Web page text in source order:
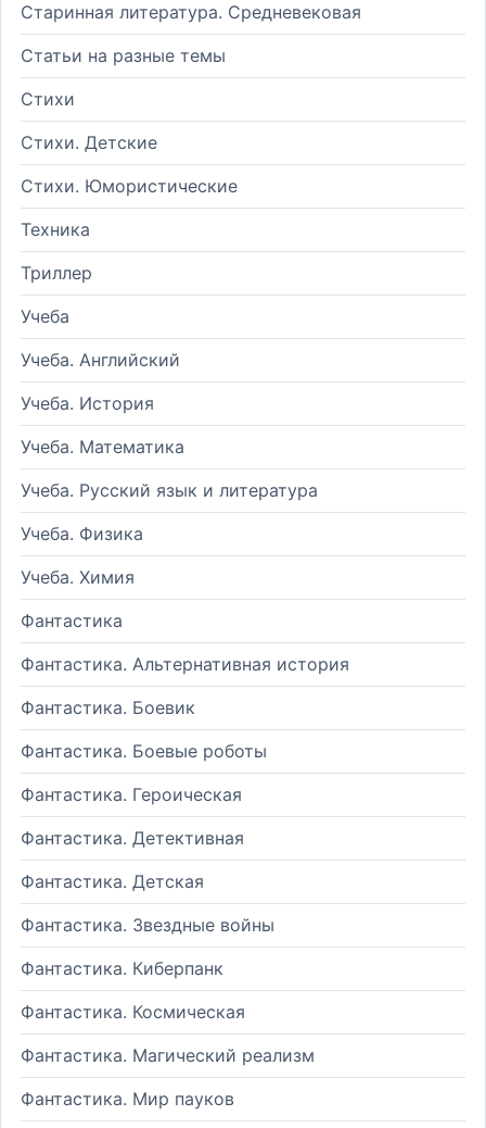
Старинная литература. Средневековая
Статьи на разные темы
Стихи
Стихи. Детские
Стихи. Юмористические
Техника
Триллер
Учеба
Учеба. Английский
Учеба. История
Учеба. Математика
Учеба. Русский язык и литература
Учеба. Физика
Учеба. Химия
Фантастика
Фантастика. Альтернативная история
Фантастика. Боевик
Фантастика. Боевые роботы
Фантастика. Героическая
Фантастика. Детективная
Фантастика. Детская
Фантастика. Звездные войны
Фантастика. Киберпанк
Фантастика. Космическая
Фантастика. Магический реализм
Фантастика. Мир пауков